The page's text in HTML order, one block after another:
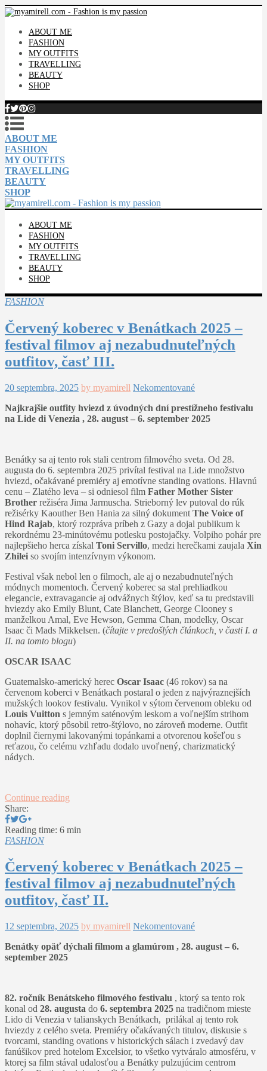
ABOUT ME
FASHION
MY OUTFITS
TRAVELLING
BEAUTY
SHOP
ABOUT ME
FASHION
MY OUTFITS
TRAVELLING
BEAUTY
SHOP
ABOUT ME
FASHION
MY OUTFITS
TRAVELLING
BEAUTY
SHOP
FASHION
Červený koberec v Benátkach 2025 –
festival filmov aj nezabudnuteľných
outfitov, časť III.
20 septembra, 2025 by myamirell Nekomentované
Najkrajšie outfity hviezd z úvodných dní prestížneho festivalu
na Lide di Venezia , 28. august – 6. september 2025
Benátky sa aj tento rok stali centrom filmového sveta. Od 28.
augusta do 6. septembra 2025 privítal festival na Lide množstvo
hviezd, očakávané premiéry aj emotívne standing ovations. Hlavnú
cenu – Zlatého leva – si odniesol film Father Mother Sister
Brother režiséra Jima Jarmuscha. Strieborný lev putoval do rúk
režisérky Kaouther Ben Hania za silný dokument The Voice of
Hind Rajab, ktorý rozpráva príbeh z Gazy a dojal publikum k
rekordnému 23-minútovému potlesku postojačky. Volpiho pohár pre
najlepšieho herca získal Toni Servillo, medzi herečkami zaujala Xin
Zhilei so svojím intenzívnym výkonom.
Festival však nebol len o filmoch, ale aj o nezabudnuteľných
módnych momentoch. Červený koberec sa stal prehliadkou
elegancie, extravagancie aj odvážnych štýlov, keď sa tu predstavili
hviezdy ako Emily Blunt, Cate Blanchett, George Clooney s
manželkou Amal, Eve Hewson, Gemma Chan, modelky, Oscar
Isaac či Mads Mikkelsen. (čítajte v predošlých článkoch, v časti I. a
II. na tomto blogu)
OSCAR ISAAC
Guatemalsko-americký herec Oscar Isaac (46 rokov) sa na
červenom koberci v Benátkach postaral o jeden z najvýraznejších
mužských lookov festivalu. Vynikol v sýtom červenom obleku od
Louis Vuitton s jemným saténovým leskom a voľnejším strihom
nohavíc, ktorý pôsobil retro-štýlovo, no zároveň moderne. Outfit
doplnil čiernymi lakovanými topánkami a otvorenou košeľou s
reťazou, čo celému vzhľadu dodalo uvoľnený, charizmatický
nádych.
Continue reading
Share:
Reading time: 6 min
FASHION
Červený koberec v Benátkach 2025 –
festival filmov aj nezabudnuteľných
outfitov, časť II.
12 septembra, 2025 by myamirell Nekomentované
Benátky opäť dýchali filmom a glamúrom , 28. august – 6.
september 2025
82. ročník Benátskeho filmového festivalu , ktorý sa tento rok
konal od 28. augusta do 6. septembra 2025 na tradičnom mieste
Lido di Venezia v talianskych Benátkach, prilákal aj tento rok
hviezdy z celého sveta. Premiéry očakávaných titulov, diskusie s
tvorcami, standing ovations v historických sálach i zvedavý dav
fanúšikov pred hotelom Excelsior, to všetko vytváralo atmosféru, v
ktorej sa film stával udalosťou a Benátky pulzujúcim centrom